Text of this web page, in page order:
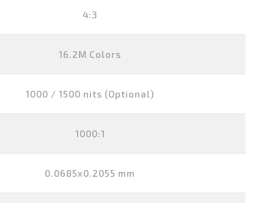
4:3
16.2M Colors
1000 / 1500 nits (Optional)
1000:1
0.0685x0.2055 mm